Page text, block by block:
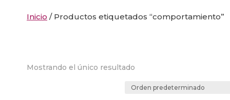
Inicio / Productos etiquetados “comportamiento”
Mostrando el único resultado